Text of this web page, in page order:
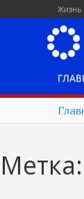
Жизнь
Метка: